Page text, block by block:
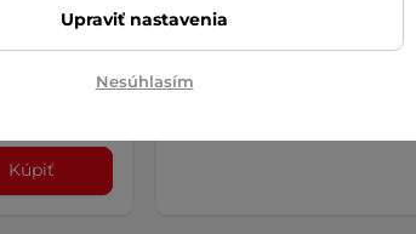
využitie,
…
Kúpiť
Upraviť nastavenia
Nesúhlasím